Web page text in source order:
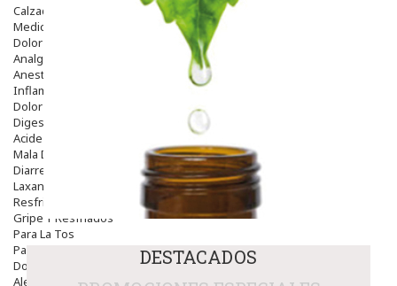
Calzado
Medicamentos
Dolor E Inflamación
Analgésicos
Anestésicos
Inflamación Articulaciones
Dolor Muscular / Articular
Digestivo
Acidez, Gases Y Ardores
Mala Digestion
Diarrea / Estreñimiento / Vómitos
Laxantes
Resfriados
Gripe Y Resfriados
Para La Tos
Para Descongestionar La Nariz
Dolor De Garganta
Alergias Y Picaduras
DESTACADOS